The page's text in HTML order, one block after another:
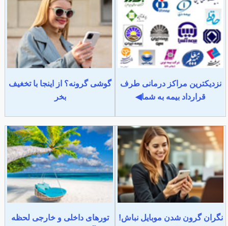
نزدیکترین مراکز درمانی طرف
قرارداد بیمه به شما◀
گوشی گرونه؟ از اینجا با تخغیف
بخر
نگران گرون شدن موبایل نباش!
تورهای داخلی و خارجی لحظه